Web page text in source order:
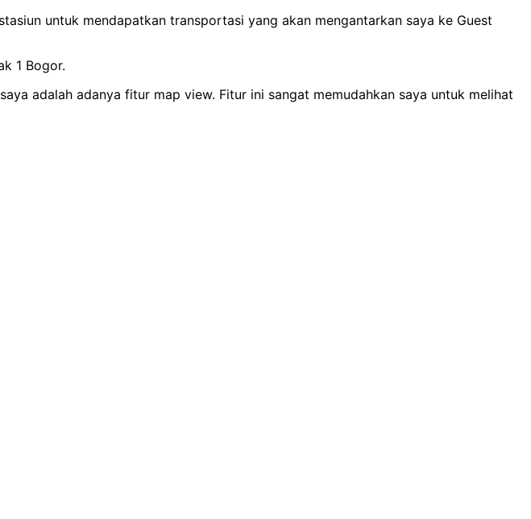
untuk mendapatkan transportasi yang akan mengantarkan saya ke Guest
1 Bogor.
adalah adanya fitur map view. Fitur ini sangat memudahkan saya untuk melihat